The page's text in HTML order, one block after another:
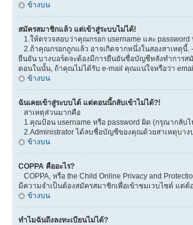
ข้างบน
สมัครสมาชิกแล้ว แต่เข้าสู่ระบบไม่ได้!
1.ให้ตรวจสอบว่าคุณกรอก username และ password
2.ถ้าคุณกรอกถูกแล้ว อาจเกิดจากหนึ่งในสองสาเหตุ
ยืนยัน บางบอร์ดจะต้องมีการยืนยันชื่อบัญชีหลังทำการส
ตอนในนั้น, ถ้าคุณไม่ได้รับ e-mail คุณแน่ใจหรือว่า
ข้างบน
ฉันเคยเข้าสู่ระบบได้ แต่ตอนนี้กลับเข้าไม่ได้?!
สาเหตุส่วนมากคือ
1.คุณป้อน username หรือ password ผิด (กรุณากลั
2.Administrator ได้ลบชื่อบัญชีของคุณด้วยสาเหตุบาง
ข้างบน
COPPA คืออะไร?
COPPA, หรือ the Child Online Privacy and
มีความจำเป็นต้องสมัครสมาชิกเพื่อเข้าชมเวบไซต์ แต่
ข้างบน
ทำไมฉันถึงลงทะเบียนไม่ได้?